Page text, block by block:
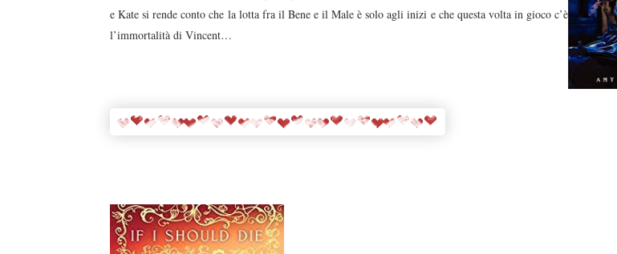
e Kate si rende conto che la lotta fra il Bene e il Male è solo agli inizi e che questa volta in gioco c’è
l’immortalità di Vincent…